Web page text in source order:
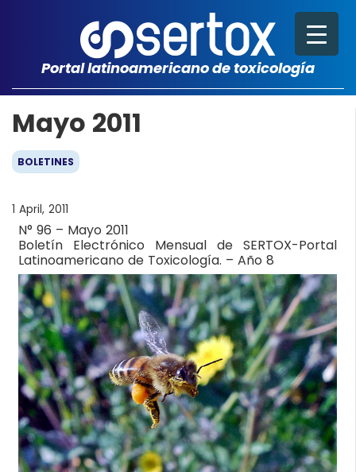
Portal latinoamericano de toxicología
Mayo 2011
BOLETINES
1 April, 2011
N° 96 – Mayo 2011
Boletín Electrónico Mensual de SERTOX-Portal
Latinoamericano de Toxicología. – Año 8